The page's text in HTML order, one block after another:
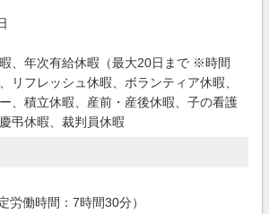
、年次有給休暇（最大20日まで ※時間
リフレッシュ休暇、ボランティア休暇、
、積立休暇、産前・産後休暇、子の看護
弔休暇、裁判員休暇
労働時間：7時間30分）